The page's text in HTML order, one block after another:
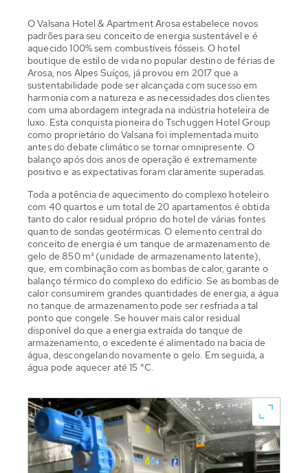
O Valsana Hotel & Apartment Arosa estabelece novos
padrões para seu conceito de energia sustentável e é
aquecido 100% sem combustíveis fósseis. O hotel
boutique de estilo de vida no popular destino de férias de
Arosa, nos Alpes Suíços, já provou em 2017 que a
sustentabilidade pode ser alcançada com sucesso em
harmonia com a natureza e as necessidades dos clientes
com uma abordagem integrada na indústria hoteleira de
luxo. Esta conquista pioneira do Tschuggen Hotel Group
como proprietário do Valsana foi implementada muito
antes do debate climático se tornar omnipresente. O
balanço após dois anos de operação é extremamente
positivo e as expectativas foram claramente superadas.
Toda a potência de aquecimento do complexo hoteleiro
com 40 quartos e um total de 20 apartamentos é obtida
tanto do calor residual próprio do hotel de várias fontes
quanto de sondas geotérmicas. O elemento central do
conceito de energia é um tanque de armazenamento de
gelo de 850 m³ (unidade de armazenamento latente),
que, em combinação com as bombas de calor, garante o
balanço térmico do complexo do edifício. Se as bombas de
calor consumirem grandes quantidades de energia, a água
no tanque de armazenamento pode ser resfriada a tal
ponto que congele. Se houver mais calor residual
disponível do que a energia extraída do tanque de
armazenamento, o excedente é alimentado na bacia de
água, descongelando novamente o gelo. Em seguida, a
água pode aquecer até 15 °C.